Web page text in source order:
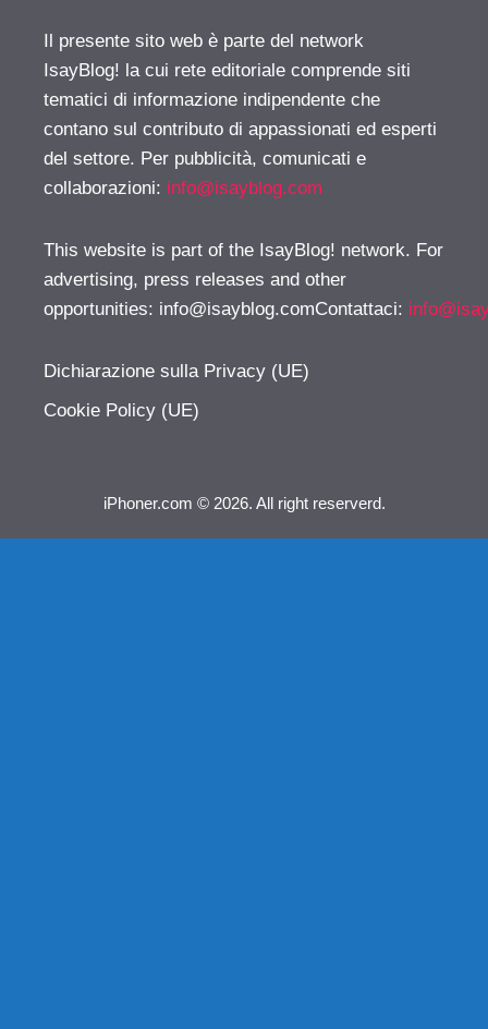
Il presente sito web è parte del network
IsayBlog! la cui rete editoriale comprende siti
tematici di informazione indipendente che
contano sul contributo di appassionati ed esperti
del settore. Per pubblicità, comunicati e
collaborazioni: info@isayblog.com
This website is part of the IsayBlog! network. For
advertising, press releases and other
opportunities: info@isayblog.comContattaci:
Dichiarazione sulla Privacy (UE)
Cookie Policy (UE)
iPhoner.com © 2026. All right reserverd.